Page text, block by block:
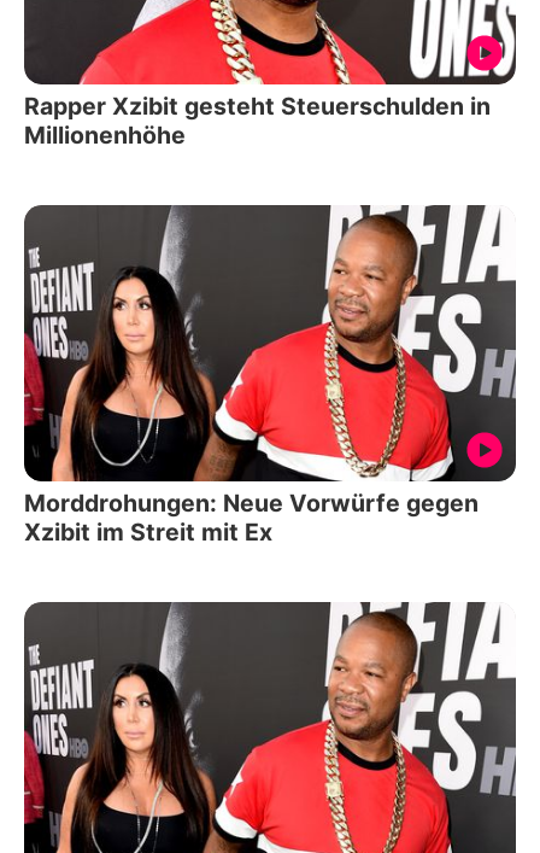
Rapper Xzibit gesteht Steuerschulden in
Millionenhöhe
Morddrohungen: Neue Vorwürfe gegen
Xzibit im Streit mit Ex